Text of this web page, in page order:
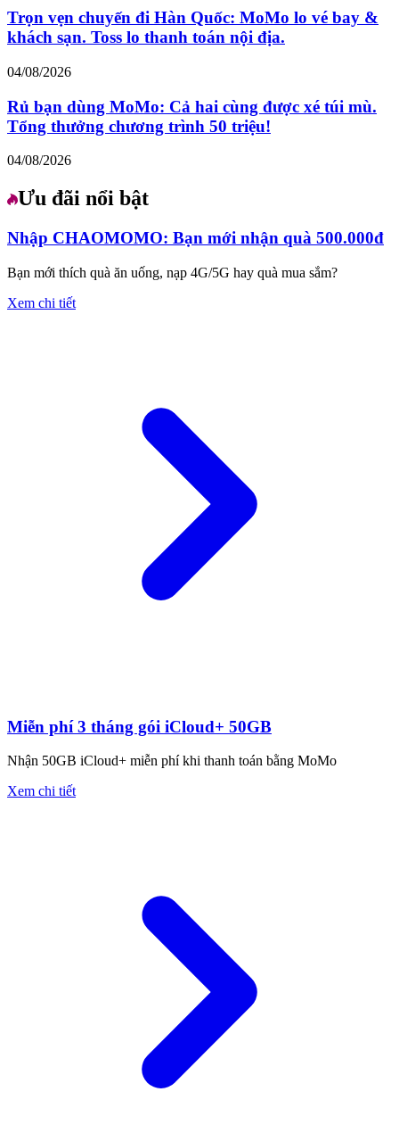
Trọn vẹn chuyến đi Hàn Quốc: MoMo lo vé bay &
khách sạn. Toss lo thanh toán nội địa.
04/08/2026
Rủ bạn dùng MoMo: Cả hai cùng được xé túi mù.
Tổng thưởng chương trình 50 triệu!
04/08/2026
Ưu đãi nổi bật
Nhập CHAOMOMO: Bạn mới nhận quà 500.000đ
Bạn mới thích quà ăn uống, nạp 4G/5G hay quà mua sắm?
Xem chi tiết
Miễn phí 3 tháng gói iCloud+ 50GB
Nhận 50GB iCloud+ miễn phí khi thanh toán bằng MoMo
Xem chi tiết